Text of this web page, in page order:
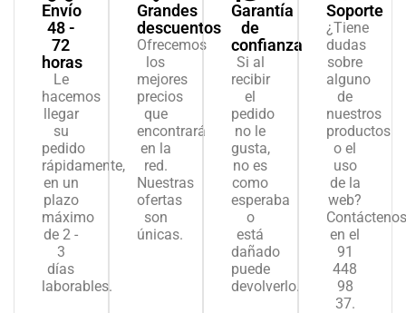
Envío
48 -
72
horas
Le
hacemos
llegar
su
pedido
rápidamente,
en un
plazo
máximo
de 2 -
3
días
laborables.
Grandes
descuentos
Ofrecemos
los
mejores
precios
que
encontrará
en la
red.
Nuestras
ofertas
son
únicas.
Garantía
de
confianza
Si al
recibir
el
pedido
no le
gusta,
no es
como
esperaba
o
está
dañado
puede
devolverlo.
Soporte
¿Tiene
dudas
sobre
alguno
de
nuestros
productos
o el
uso
de la
web?
Contáctenos
en el
91
448
98
37.